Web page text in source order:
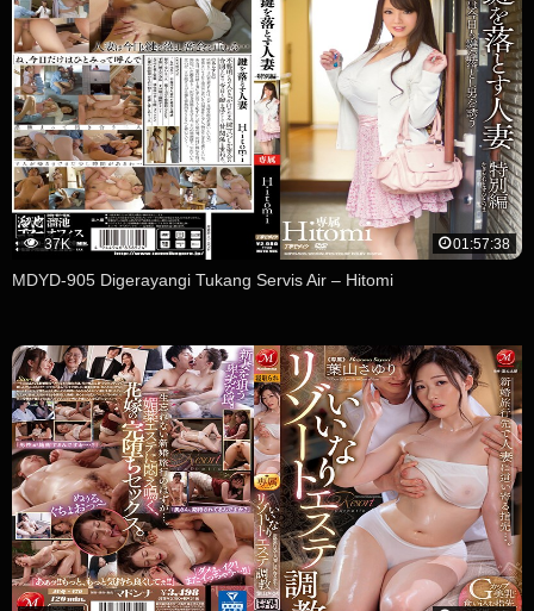
37K 01:57:38
MDYD-905 Digerayangi Tukang Servis Air – Hitomi